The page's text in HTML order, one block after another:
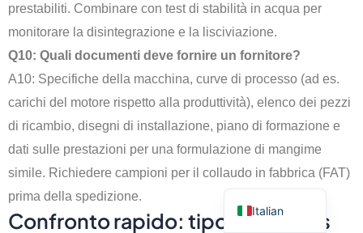
prestabiliti. Combinare con test di stabilità in acqua per
monitorare la disintegrazione e la lisciviazione.
Q10: Quali documenti deve fornire un fornitore?
A10: Specifiche della macchina, curve di processo (ad es.
carichi del motore rispetto alla produttività), elenco dei pezzi
di ricambio, disegni di installazione, piano di formazione e
dati sulle prestazioni per una formulazione di mangime
simile. Richiedere campioni per il collaudo in fabbrica (FAT)
prima della spedizione.
Confronto rapido: tipo a secco vs
Italian
Arabic
Spanish
Japanese
French
German